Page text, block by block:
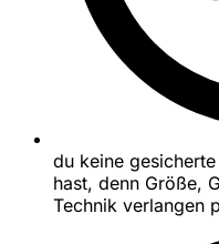
du keine
hast, denn Größe,
Technik verlangen